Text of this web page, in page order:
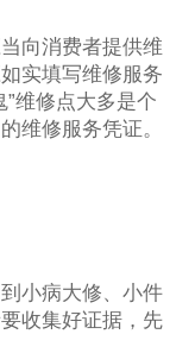
向消费者提供维
实填写维修服务
维修点大多是个
维修服务凭证。
小病大修、小件
收集好证据，先